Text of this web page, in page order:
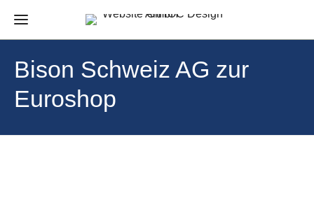
Bison Schweiz AG zur
Euroshop